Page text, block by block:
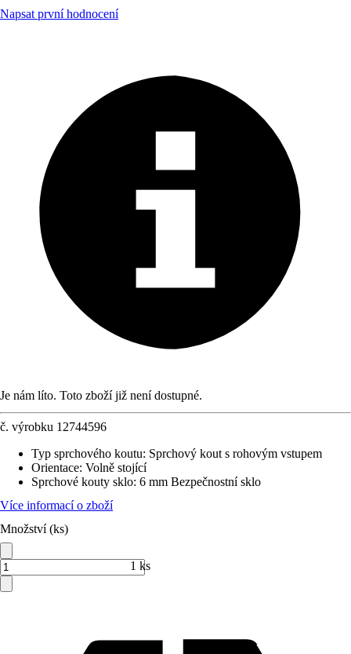
Napsat první hodnocení
Je nám líto. Toto zboží již není dostupné.
č. výrobku 12744596
Typ sprchového koutu: Sprchový kout s rohovým vstupem
Orientace: Volně stojící
Sprchové kouty sklo: 6 mm Bezpečnostní sklo
Více informací o zboží
Množství (ks)
1 ks